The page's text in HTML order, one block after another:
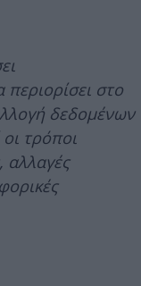
στο
δεδομένων
τρόποι
αλλαγές